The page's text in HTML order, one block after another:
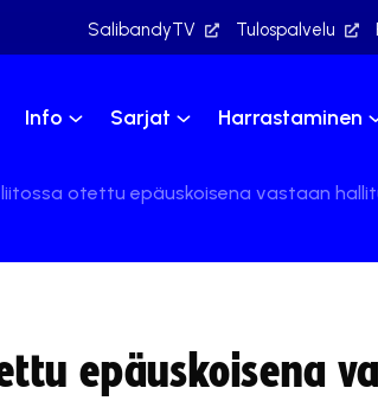
SalibandyTV Tulospalvelu
Info Sarjat Harrastaminen
otettu epäuskoisena vastaan
epäuskoisena